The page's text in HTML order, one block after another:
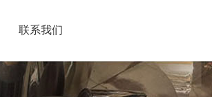
联系我们